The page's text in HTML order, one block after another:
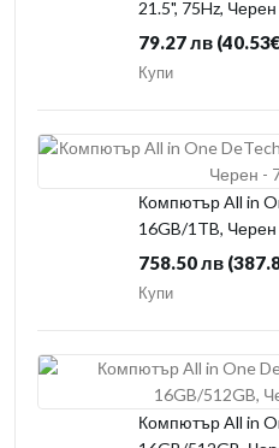
21.5", 75Hz,
79.27 лв
Купи
Компютър All in
16GB/1TB,
758.50 лв
Купи
Компютър All in